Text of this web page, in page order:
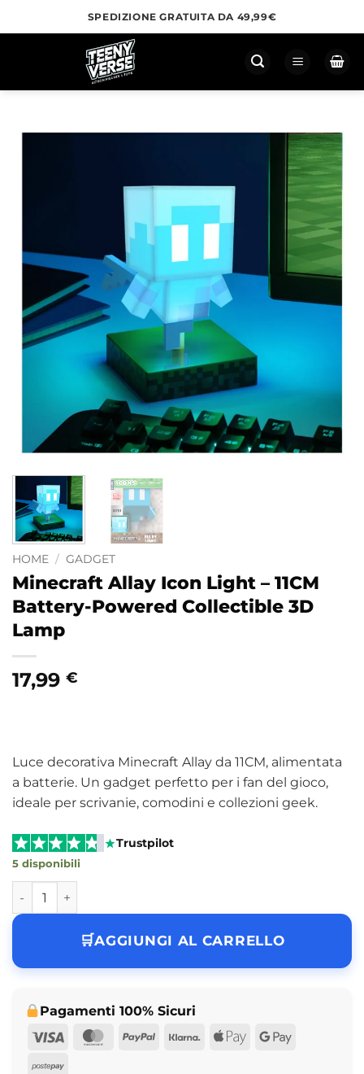
ai
SPEDIZIONE GRATUITA DA 49,99€
HOME / GADGET
Minecraft Allay Icon Light – 11CM
Battery-Powered Collectible 3D
Lamp
17,99 €
Luce decorativa Minecraft Allay da 11CM, alimentata
a batterie. Un gadget perfetto per i fan del gioco,
ideale per scrivanie, comodini e collezioni geek.
Trustpilot
5 disponibili
Minecraft Allay Icon Light – 11CM Battery-Powered
AGGIUNGI AL CARRELLO
Pagamenti 100% Sicuri
Visa
MasterCard
PayPalKlarna Apple Google
Postepay